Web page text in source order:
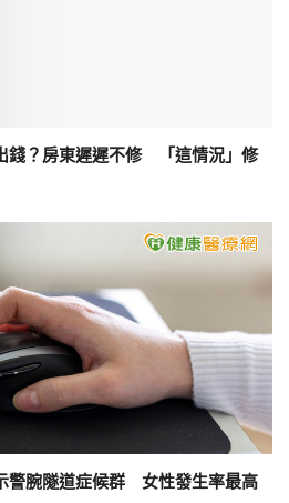
錢？房東遲遲不修 「這情況」修
警腕隧道症候群 女性發生率最高